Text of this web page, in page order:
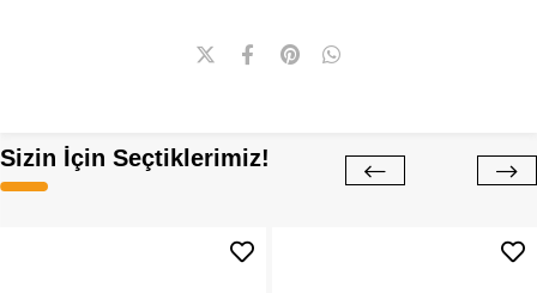
Sizin İçin Seçtiklerimiz!